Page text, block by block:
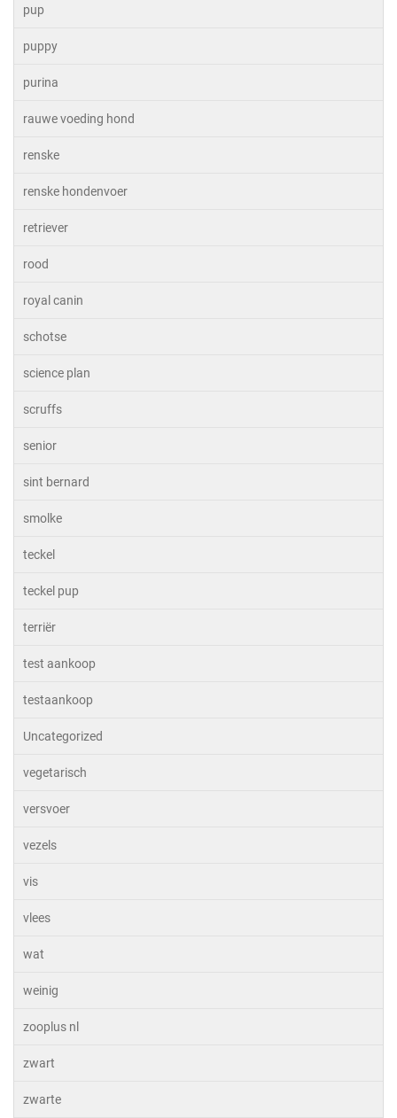
pup
puppy
purina
rauwe voeding hond
renske
renske hondenvoer
retriever
rood
royal canin
schotse
science plan
scruffs
senior
sint bernard
smolke
teckel
teckel pup
terriër
test aankoop
testaankoop
Uncategorized
vegetarisch
versvoer
vezels
vis
vlees
wat
weinig
zooplus nl
zwart
zwarte